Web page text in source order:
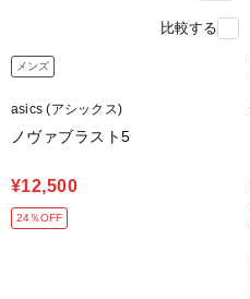
比較する
メンズ
asics (アシックス)
ノヴァブラスト5
¥12,500
24％OFF